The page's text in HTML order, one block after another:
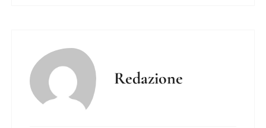
Redazione